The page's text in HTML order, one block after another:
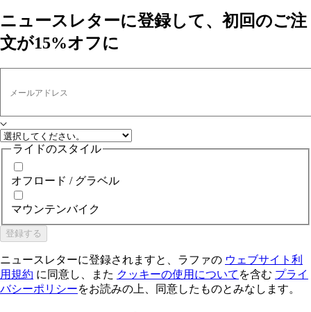
ニュースレターに登録して、初回のご注
文が15%オフに
メールアドレス
ライドのスタイル
オフロード / グラベル
マウンテンバイク
登録する
ニュースレターに登録されますと、ラファの ウェブサイト利
用規約 に同意し、また クッキーの使用について を含む プライ
バシーポリシーをお読みの上、同意したものとみなします。